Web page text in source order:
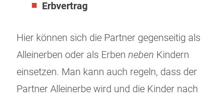
Erbvertrag
Hier können sich die Partner gegenseitig als
Alleinerben oder als Erben neben Kindern
einsetzen. Man kann auch regeln, dass der
Partner Alleinerbe wird und die Kinder nach